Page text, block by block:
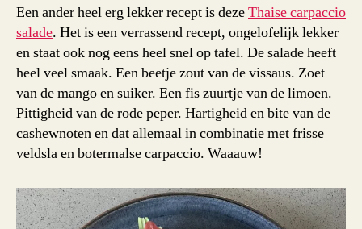
Een ander heel erg lekker recept is dezeThaise carpaccio
salade. Het is een verrassend recept, ongelofelijk lekker
en staat ook nog eens heel snel op tafel. De salade heeft
heel veel smaak. Een beetje zout van de vissaus. Zoet
van de mango en suiker. Een fis zuurtje van de limoen.
Pittigheid van de rode peper. Hartigheid en bite van de
cashewnoten en dat allemaal in combinatie met frisse
veldsla en botermalse carpaccio. Waaauw!